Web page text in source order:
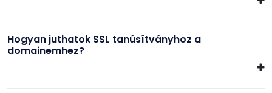
Hogyan juthatok SSL tanúsítványhoz a
domainemhez?